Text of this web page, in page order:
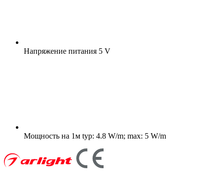
Напряжение питания 5 V
Мощность на 1м typ: 4.8 W/m; max: 5 W/m